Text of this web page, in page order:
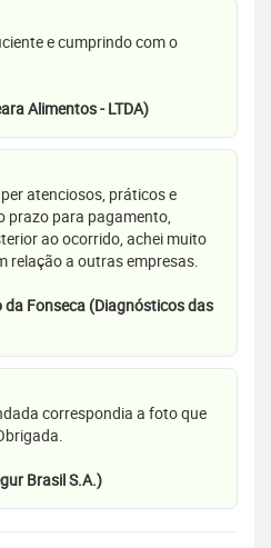
e cumprindo com o
Alimentos - LTDA)
atenciosos, práticos e
prazo para pagamento,
ao ocorrido, achei muito
relação a outras empresas.
Fonseca (Diagnósticos das
correspondia a foto que
Brasil S.A.)